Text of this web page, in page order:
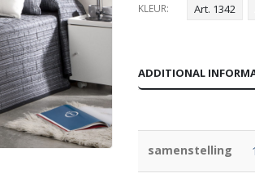
KLEUR Art. 1342
ADDITIONAL
samenstelling